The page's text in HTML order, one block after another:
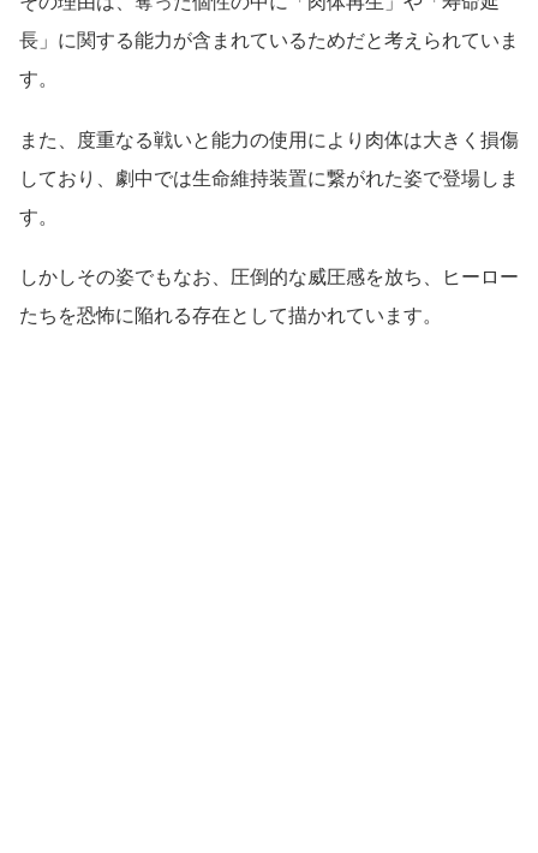
長」に関する能力が含まれているためだと考えられていま
す。
また、度重なる戦いと能力の使用により肉体は大きく損傷
しており、劇中では生命維持装置に繋がれた姿で登場しま
す。
しかしその姿でもなお、圧倒的な威圧感を放ち、ヒーロー
たちを恐怖に陥れる存在として描かれています。